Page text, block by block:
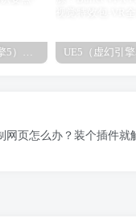
UE5（虚幻引擎5）学习笔记：碰撞知识要点
网页怎么办？装个插件就